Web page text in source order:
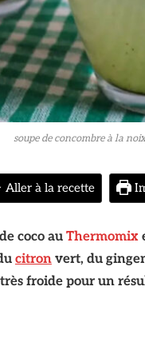
soupe de concombre à la
Aller à la recette
coco auThermomix
citronvert, du
froide pour un